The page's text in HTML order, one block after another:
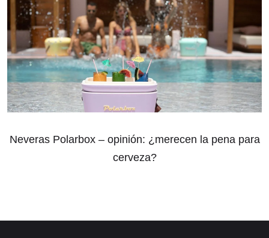
Neveras Polarbox – opinión: ¿merecen la pena para
cerveza?